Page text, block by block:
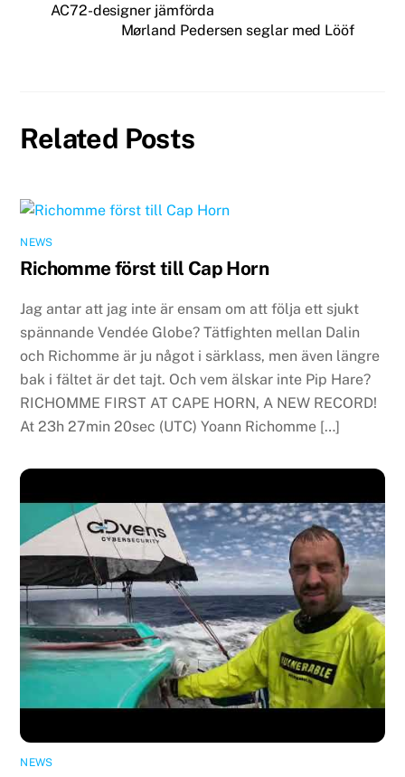
AC72-designer jämförda
Mørland Pedersen seglar med Lööf
Related Posts
NEWS
Richomme först till Cap Horn
Jag antar att jag inte är ensam om att följa ett sjukt
spännande Vendée Globe? Tätfighten mellan Dalin
och Richomme är ju något i särklass, men även längre
bak i fältet är det tajt. Och vem älskar inte Pip Hare?
RICHOMME FIRST AT CAPE HORN, A NEW RECORD!
At 23h 27min 20sec (UTC) Yoann Richomme […]
NEWS